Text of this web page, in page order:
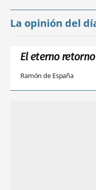
La opinión del
El eterno
Ramón de España